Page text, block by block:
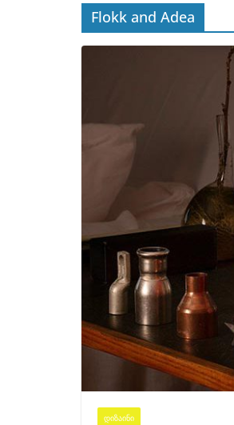
Flokk and Adea
ᲓᲘᲖᲐᲘᲜᲘ